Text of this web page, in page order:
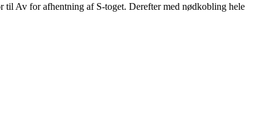
Av for afhentning af S-toget. Derefter med nødkobling hele